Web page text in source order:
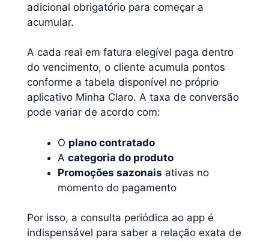
adicional obrigatório para começar a
acumular.
A cada real em fatura elegível paga dentro
do vencimento, o cliente acumula pontos
conforme a tabela disponível no próprio
aplicativo Minha Claro. A taxa de conversão
pode variar de acordo com:
O plano contratado
A categoria do produto
Promoções sazonais ativas no
momento do pagamento
Por isso, a consulta periódica ao app é
indispensável para saber a relação exata de